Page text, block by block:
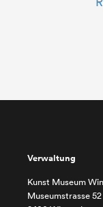
Verwaltung
Kunst Museum
Museumstrasse 52